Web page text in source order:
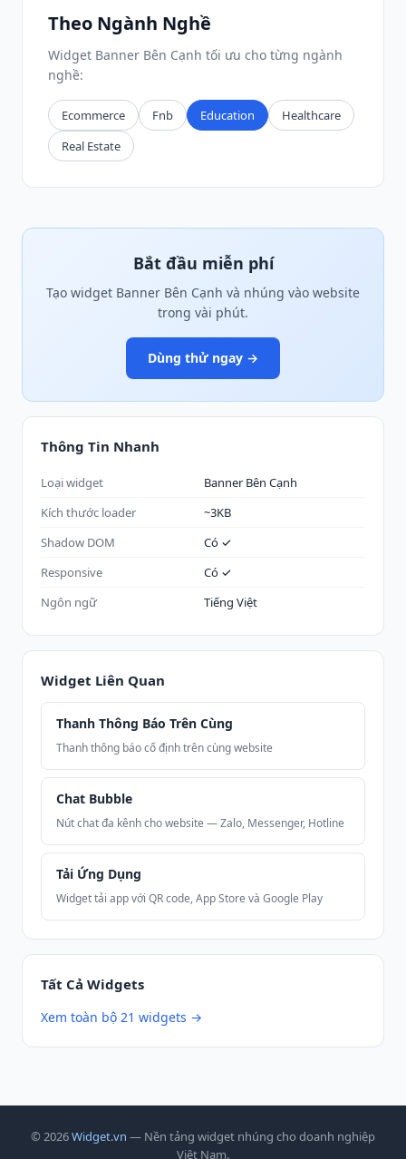
Theo Ngành Nghề
Widget Banner Bên Cạnh tối ưu cho từng ngành
nghề:
Ecommerce Fnb Education
Healthcare
Real Estate
Bắt đầu miễn phí
Tạo widget Banner Bên Cạnh và nhúng vào website
trong vài phút.
Dùng thử ngay →
Thông Tin Nhanh
Loại widget
Banner Bên Cạnh
Kích thước loader
~3KB
Shadow DOM
Có ✓
Responsive
Có ✓
Ngôn ngữ
Tiếng Việt
Widget Liên Quan
Thanh Thông Báo Trên Cùng
Thanh thông báo cố định trên cùng website
Chat Bubble
Nút chat đa kênh cho website — Zalo, Messenger, Hotline
Tải Ứng Dụng
Widget tải app với QR code, App Store và Google Play
Tất Cả Widgets
Xem toàn bộ 21 widgets →
© 2026Widget.vn — Nền tảng widget nhúng cho doanh nghiệp
Việt Nam.